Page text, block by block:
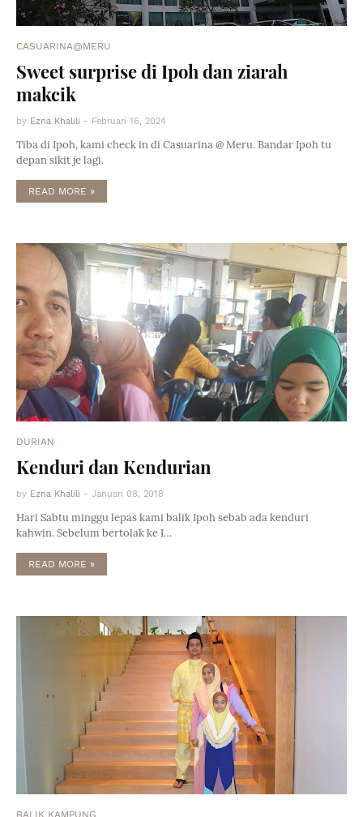
CASUARINA@MERU
Sweet surprise di Ipoh dan ziarah
makcik
by Ezna Khalili - Februari 16, 2024
Tiba di Ipoh, kami check in di Casuarina @ Meru. Bandar Ipoh tu
depan sikit je lagi.
READ MORE »
DURIAN
Kenduri dan Kendurian
by Ezna Khalili - Januari 08, 2018
Hari Sabtu minggu lepas kami balik Ipoh sebab ada kenduri
kahwin. Sebelum bertolak ke I…
READ MORE »
BALIK KAMPUNG